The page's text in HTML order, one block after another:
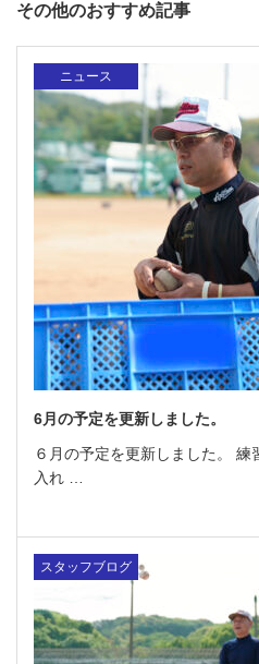
その他のおすすめ記事
ニュース
6月の予定を更新しました。
６月の予定を更新しました。
入れ …
スタッフブログ